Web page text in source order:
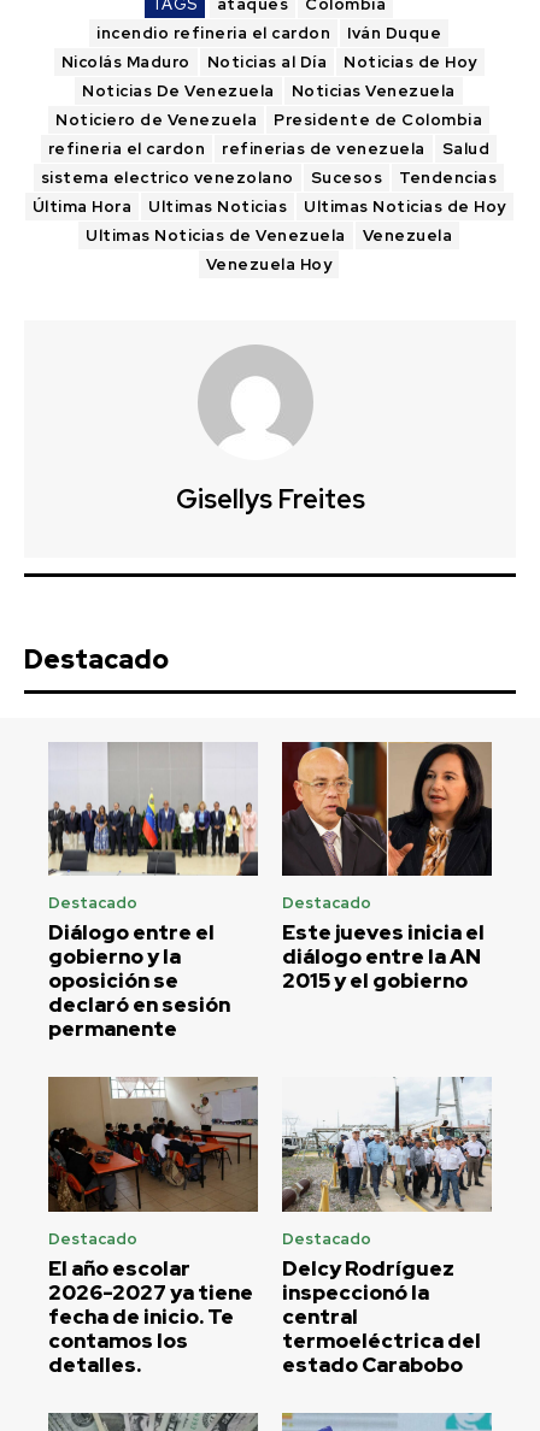
incendio refineria el cardon
Iván Duque
Nicolás Maduro
Noticias al Día
Noticias de Hoy
Noticias De Venezuela
Noticias Venezuela
Noticiero de Venezuela
Presidente de Colombia
refineria el cardon
refinerias de venezuela
Salud
sistema electrico venezolano
Sucesos
Tendencias
Última Hora
Ultimas Noticias
Ultimas Noticias de Hoy
Ultimas Noticias de Venezuela
Venezuela
Venezuela Hoy
Gisellys Freites
Destacado
Destacado
Diálogo entre el
gobierno y la
oposición se
declaró en sesión
permanente
Destacado
Este jueves inicia el
diálogo entre la AN
2015 y el gobierno
Destacado
El año escolar
2026-2027 ya tiene
fecha de inicio. Te
contamos los
detalles.
Destacado
Delcy Rodríguez
inspeccionó la
central
termoeléctrica del
estado Carabobo